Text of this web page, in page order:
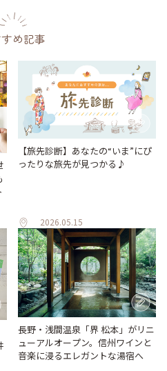
め記事
【旅先診断】あなたの“いま”にぴ
ったりな旅先が見つかる♪
2026.05.15
長野・浅間温泉「界 松本」がリニ
ューアルオープン。信州ワインと
音楽に浸るエレガントな湯宿へ